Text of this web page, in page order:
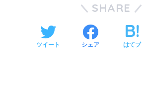
SHARE
ツイート シェア はてブ